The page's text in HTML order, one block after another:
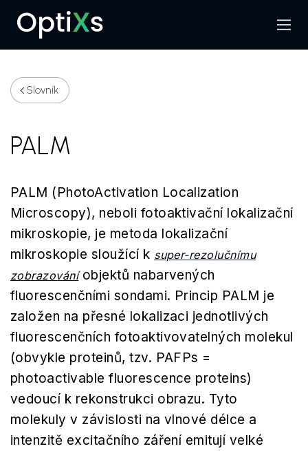
Hledat
Menu
Slovník
PALM
PALM (PhotoActivation Localization
Microscopy), neboli fotoaktivační lokalizační
mikroskopie, je metoda lokalizační
mikroskopie sloužící k super-rezolučnímu
zobrazování objektů nabarvených
fluorescenčními sondami. Princip PALM je
založen na přesné lokalizaci jednotlivých
fluorescenčních fotoaktivovatelných molekul
(obvykle proteinů, tzv. PAFPs =
photoactivable fluorescence proteins)
vedoucí k rekonstrukci obrazu. Tyto
molekuly v závislosti na vlnové délce a
intenzitě excitačního záření emitují velké